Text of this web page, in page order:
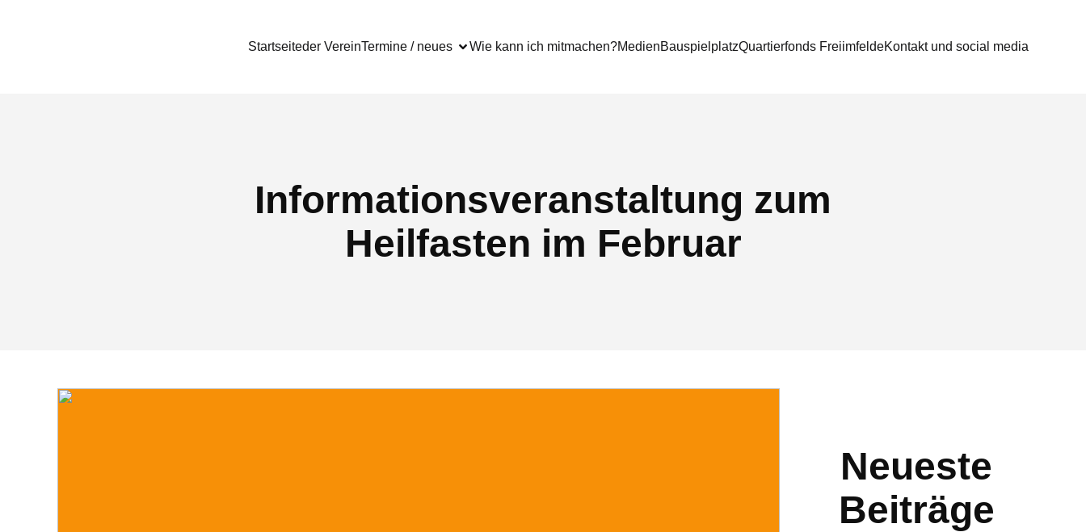
Startseiteder VereinTermine / neues Wie kann ich mitmachen?MedienBauspielplatzQuartierfonds FreiimfeldeKontakt und social media
Informationsveranstaltung zum
Heilfasten im Februar
Neueste
Beiträge